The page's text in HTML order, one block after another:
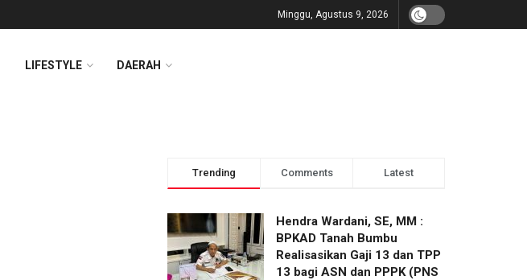
Minggu, Agustus 9, 2026
LIFESTYLE DAERAH
Trending Comments Latest
Hendra Wardani, SE, MM :
BPKAD Tanah Bumbu
Realisasikan Gaji 13 dan TPP
13 bagi ASN dan PPPK (PNS